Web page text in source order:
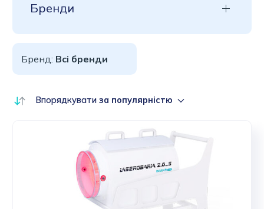
Бренди
Бренд: Всі бренди
Впорядкувати за популярністю